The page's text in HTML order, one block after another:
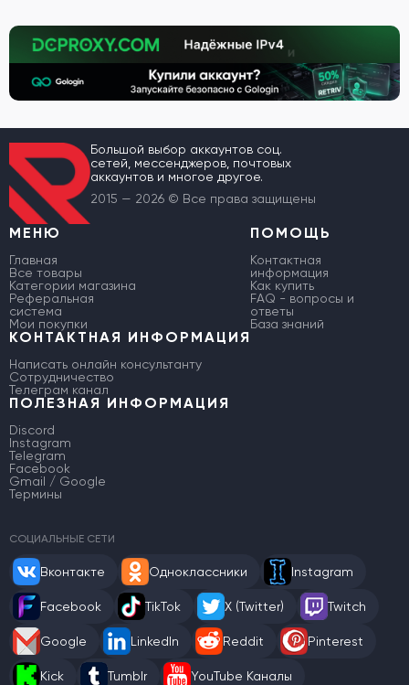
Большой выбор аккаунтов соц.
сетей, мессенджеров, почтовых
аккаунтов и многое другое.
2015 — 2026 © Все права защищены
МЕНЮ
Главная
Все товары
Категории магазина
Реферальная
система
Мои покупки
ПОМОЩЬ
Контактная
информация
Как купить
FAQ - вопросы и
ответы
База знаний
КОНТАКТНАЯ ИНФОРМАЦИЯ
Написать онлайн консультанту
Сотрудничество
Телеграм канал
ПОЛЕЗНАЯ ИНФОРМАЦИЯ
Discord
Instagram
Telegram
Facebook
Gmail / Google
Термины
СОЦИАЛЬНЫЕ СЕТИ
Вконтакте Одноклассники Instagram
Facebook TikTok X (Twitter) Twitch
Google LinkedIn Reddit Pinterest
Kick Tumblr YouTube Каналы